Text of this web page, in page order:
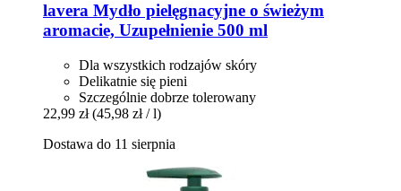
lavera Mydło pielęgnacyjne o świeżym
aromacie, Uzupełnienie 500 ml
Dla wszystkich rodzajów skóry
Delikatnie się pieni
Szczególnie dobrze tolerowany
22,99 zł (45,98 zł / l)
Dostawa do 11 sierpnia